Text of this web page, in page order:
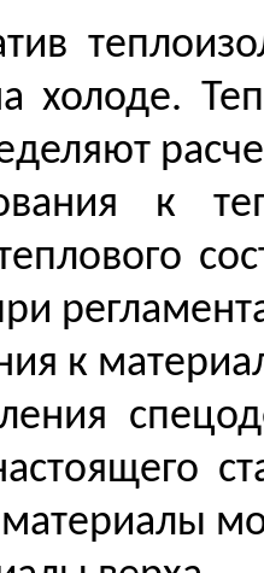
холоде.
к
к